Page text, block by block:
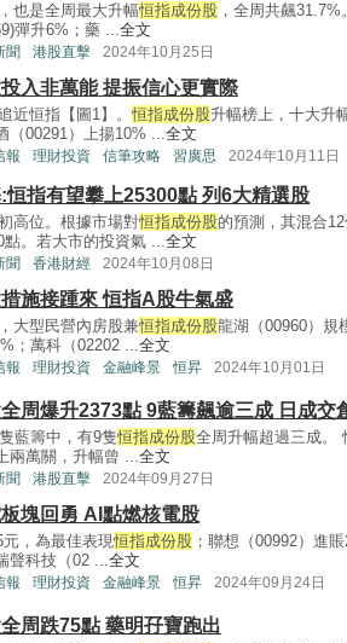
也是全周最大升幅恒指成份股 ，全周共飆
彈升6%；藥 ...全文
聞 港股直擊 2024年10月25日
入非萬能 提振信心更實際
近恒指【圖1】。恒指成份股升幅榜上，十大升
（00291）上揚10% ...全文
報 理財投資 信筆攻略 習廣思 2024年10月11日
恒指有望攀上25300點 列6大精選股
高位。根據市場對恒指成份股的預測，其混合
點。若大市的投資氣 ...全文
聞 香港財經 2024年10月08日
施接踵來 恒指A股牛氣盛
大型民營內房股兼恒指成份股龍湖（00960）規
；萬科（02202 ...全文
報 理財投資 金融峰景 恒昇 2024年10月01日
周爆升2373點 9藍籌飆逾三成 日成交
藍籌中，有9隻恒指成份股全周升幅超過三成。
兩萬關，升幅曾 ...全文
聞 港股直擊 2024年09月27日
塊回勇 AI點燃核電股
，為最佳表現恒指成份股 ；聯想（00992）進
聲科技（02 ...全文
報 理財投資 金融峰景 恒昇 2024年09月24日
周跌75點 藥明孖寶跑出